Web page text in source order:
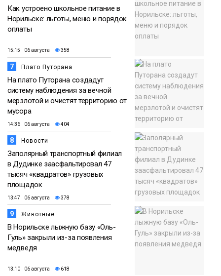
Как устроено школьное питание в
Норильске: льготы, меню и порядок
оплаты
15:15 06 августа 358
7 Плато Путорана
На плато Путорана создадут
систему наблюдения за вечной
мерзлотой и очистят территорию от
мусора
14:36 06 августа 404
8 Новости
Заполярный транспортный филиал
в Дудинке заасфальтировал 47
тысяч «квадратов» грузовых
площадок
13:47 06 августа 378
9 Животные
В Норильске лыжную базу «Оль-
Гуль» закрыли из-за появления
медведя
13:10 06 августа 618